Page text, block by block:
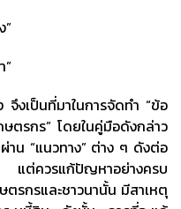
”
”
งเป็นที่มาในการจัดทำ “ข้อ
ตรกร” โดยในคู่มือดังกล่าว
าน “แนวทาง” ต่าง ๆ ดังต่อ
แต่ควรแก้ปัญหาอย่างครบ
รกรและชาวนานั้น มีสาเหตุ